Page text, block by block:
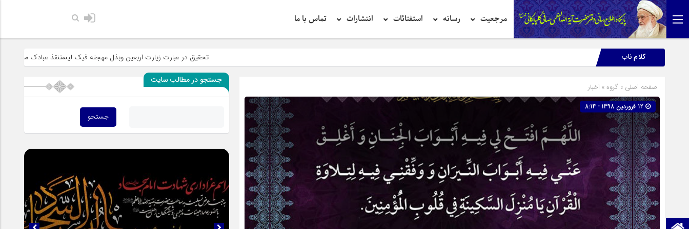
مرجعیت رسانه استفتائات انتشارات تماس با ما
کلام ناب تحقیق در عبارت زیارت اربعین وبذل مهجته فیک لیستنقذ عبادک من الجهاله
صفحه اصلی » گروه » اخبار
جستجو در مطالب سایت